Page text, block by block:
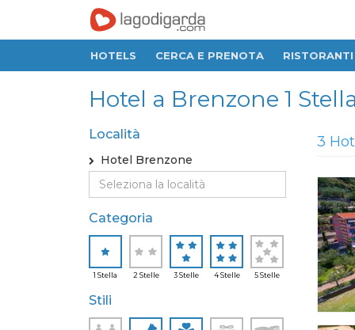
HOTELS CERCA E PRENOTA RISTORANTI
Hotel a Brenzone 1
Località
Hotel Brenzone
Categoria
1 Stella 2 Stelle 3 Stelle 4 Stelle 5 Stelle
Stili
3